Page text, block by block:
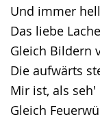
Und immer
Das liebe
Gleich Bildern
Die aufwärts
Mir ist, als
Gleich